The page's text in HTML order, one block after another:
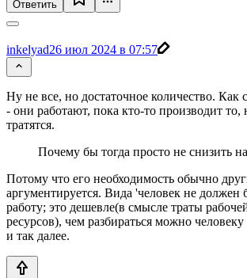
Ответить
inkelyad26 июл 2024 в 07:57
Ну не все, но достаточное количество. Как
- они работают, пока кто-то производит то,
тратятся.
Почему бы тогда просто не снизить
Потому что его необходимость обычно
аргументируется. Вида 'человек не должен
работу; это дешевле(в смысле траты
ресурсов), чем разбираться можно
и так далее.